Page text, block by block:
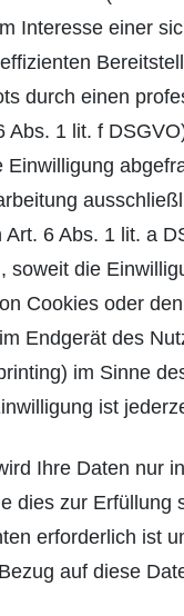
Interesse einer
durch einen
Abs. 1 lit. f
Einwilligung
Art. 6 Abs. 1 lit. a
soweit die
Cookies oder
Endgerät des
im Sinne
ist
Ihre Daten nur
dies zur Erfüllung
erforderlich ist
auf diese